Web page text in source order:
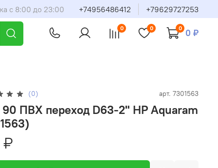
с 8:00 до 23:00 +74956486412 +79629727253
0 0 0 0 ₽
(0) арт. 7301563
90 ПВХ переход D63-2" НР Aquaram
₽